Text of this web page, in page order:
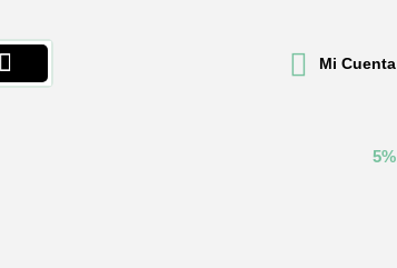
Mi Cuenta
5%